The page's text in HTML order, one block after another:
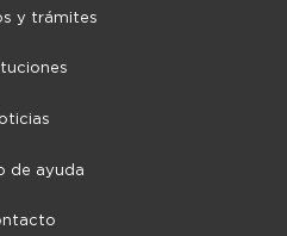
y trámites
de ayuda